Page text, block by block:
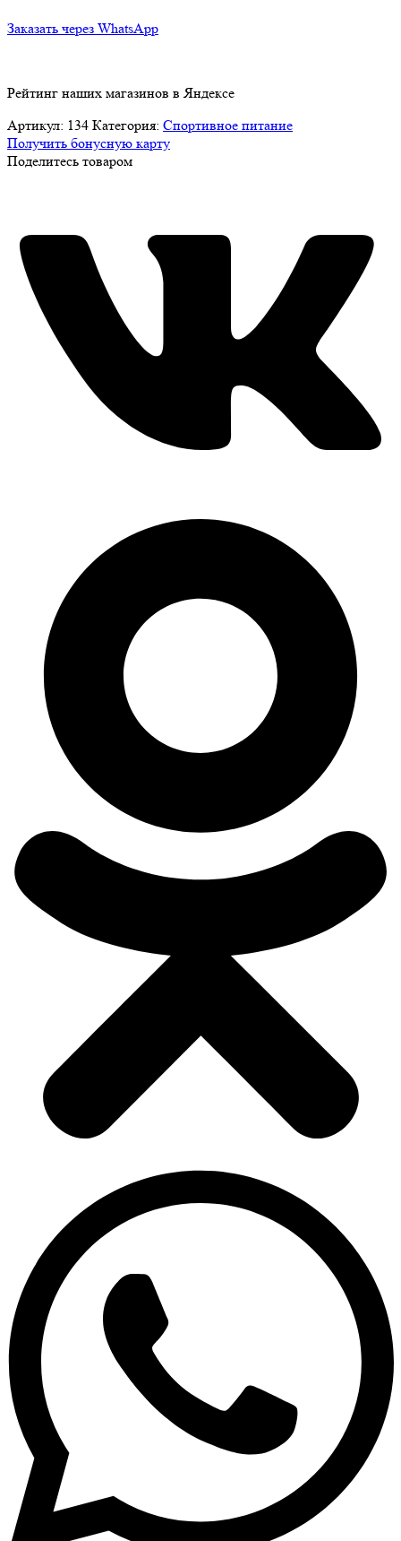
Заказать через WhatsApp
Рейтинг наших магазинов в Яндексе
Артикул: 134 Категория: Спортивное питание
Получить бонусную карту
Поделитесь товаром